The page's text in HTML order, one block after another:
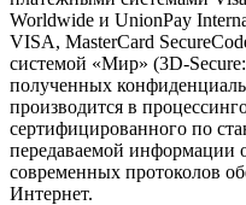
Worldwide и UnionPay
VISA, MasterCard
системой «Мир» (3D-
полученных
производится в
сертифицированного по
передаваемой информации
современных протоколов
Интернет.